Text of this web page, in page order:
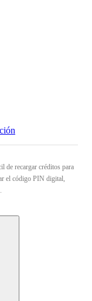
de recargar créditos para
el código PIN digital,